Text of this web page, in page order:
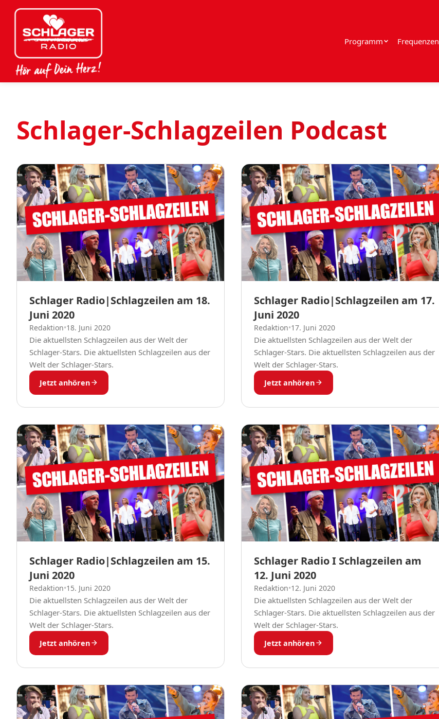
Programm Frequenzen
Schlager-Schlagzeilen Podcast
Schlager Radio|Schlagzeilen am 18.
Juni 2020
Redaktion•18. Juni 2020
Die aktuellsten Schlagzeilen aus der Welt der
Schlager-Stars. Die aktuellsten Schlagzeilen aus der
Welt der Schlager-Stars.
Jetzt anhören
Schlager Radio|Schlagzeilen am 17.
Juni 2020
Redaktion•17. Juni 2020
Die aktuellsten Schlagzeilen aus der Welt der
Schlager-Stars. Die aktuellsten Schlagzeilen aus der
Welt der Schlager-Stars.
Jetzt anhören
Schlager Radio|Schlagzeilen am 15.
Juni 2020
Redaktion•15. Juni 2020
Die aktuellsten Schlagzeilen aus der Welt der
Schlager-Stars. Die aktuellsten Schlagzeilen aus der
Welt der Schlager-Stars.
Jetzt anhören
Schlager Radio I Schlagzeilen am
12. Juni 2020
Redaktion•12. Juni 2020
Die aktuellsten Schlagzeilen aus der Welt der
Schlager-Stars. Die aktuellsten Schlagzeilen aus der
Welt der Schlager-Stars.
Jetzt anhören